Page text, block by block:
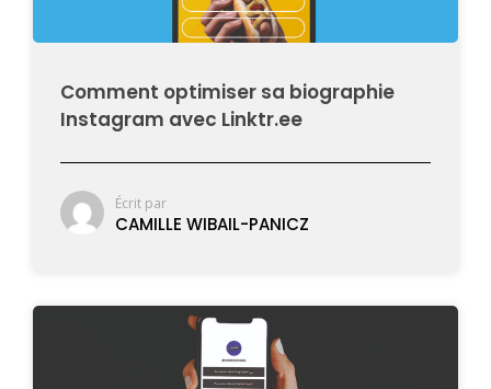
Comment optimiser sa biographie
Instagram avec Linktr.ee
Écrit par
CAMILLE WIBAIL-PANICZ